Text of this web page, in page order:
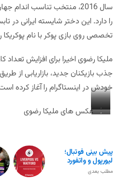
تخصصی روی بازی پوکر با نام پوکریکا
ملیکا رضوی اخیرا برای افزایش
جذب بازیکنان جدید، بازاریابی از
خودش در اینستاگرام را آغاز کرده
عکس
یک
دختر
عکسی
که
در
آن
عکس
در
وضعیت
خوابیده
ملیکا
کلاه
پشمی
زمستانی
عکس های ملیکا رضوی
پیش بینی فوتبال؛
لیورپول و واتفورد
مطلب بعدی